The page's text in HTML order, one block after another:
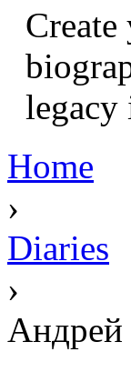
Home
›
Diaries
›